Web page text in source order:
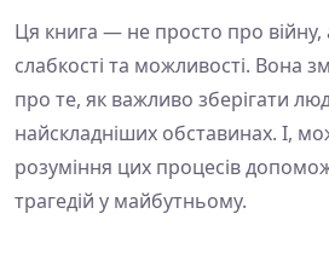
Ця книга — не просто про війну,
слабкості та можливості. Вона
про те, як важливо зберігати
найскладніших обставинах. І,
розуміння цих процесів
трагедій у майбутньому.